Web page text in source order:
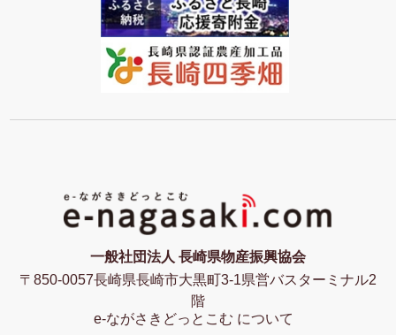
一般社団法人 長崎県物産振興協会
〒850-0057長崎県長崎市大黒町3-1県営バスターミナル2
階
e-ながさきどっとこむ について